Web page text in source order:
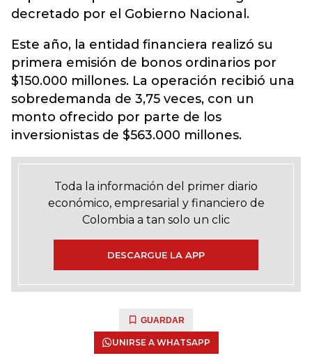
decretado por el Gobierno Nacional.
Este año, la entidad financiera realizó su
primera emisión de bonos ordinarios por
$150.000 millones. La operación recibió una
sobredemanda de 3,75 veces, con un
monto ofrecido por parte de los
inversionistas de $563.000 millones.
Toda la información del primer diario
económico, empresarial y financiero de
Colombia a tan solo un clic
DESCARGUE LA APP
GUARDAR
UNIRSE A WHATSAPP